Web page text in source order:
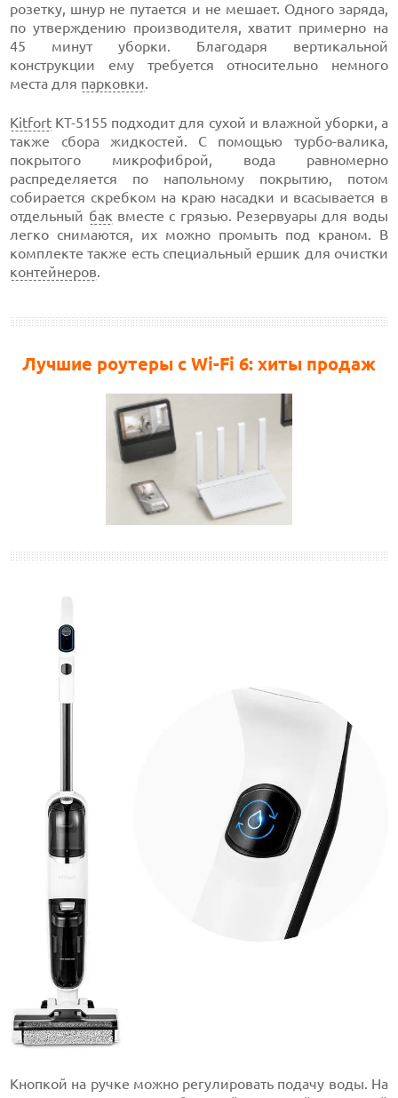
розетку, шнур не путается и не мешает. Одного заряда,
по утверждению производителя, хватит примерно на
45 минут уборки. Благодаря вертикальной
конструкции ему требуется относительно немного
места для парковки.
Kitfort КТ-5155 подходит для сухой и влажной уборки, а
также сбора жидкостей. С помощью турбо-валика,
покрытого микрофиброй, вода равномерно
распределяется по напольному покрытию, потом
собирается скребком на краю насадки и всасывается в
отдельный бак вместе с грязью. Резервуары для воды
легко снимаются, их можно промыть под краном. В
комплекте также есть специальный ершик для очистки
контейнеров.
Лучшие роутеры с Wi-Fi 6: хиты продаж
Кнопкой на ручке можно регулировать подачу воды. На